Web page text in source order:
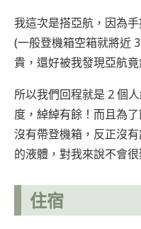
我這次是搭亞航，因為
(一般登機箱空箱就將近
貴，還好被我發現亞航
所以我們回程就是 2 個
度，綽綽有餘！而且為
沒有帶登機箱，反正沒
的液體，對我來說不會
住宿